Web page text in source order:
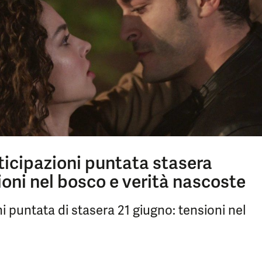
puntata stasera
nel bosco e verità nascoste
di stasera 21 giugno: tensioni nel